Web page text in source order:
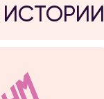
ИСТОРИИ